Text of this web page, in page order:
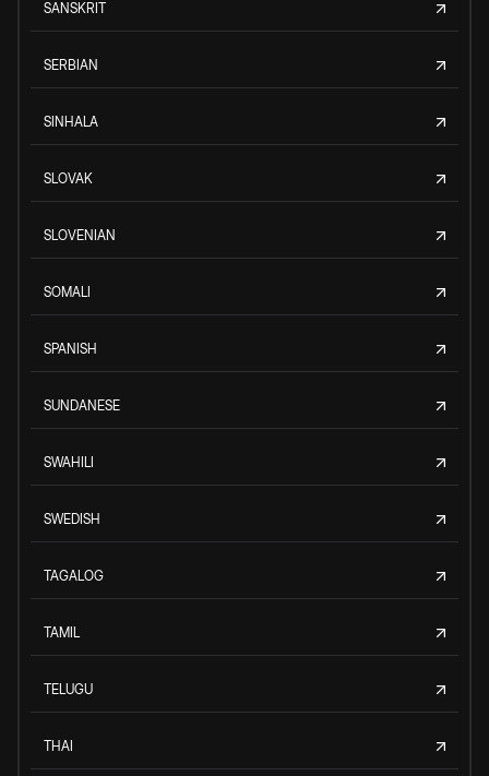
SANSKRIT
SERBIAN
SINHALA
SLOVAK
SLOVENIAN
SOMALI
SPANISH
SUNDANESE
SWAHILI
SWEDISH
TAGALOG
TAMIL
TELUGU
THAI